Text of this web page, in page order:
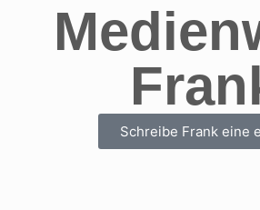
Schreibe Frank eine